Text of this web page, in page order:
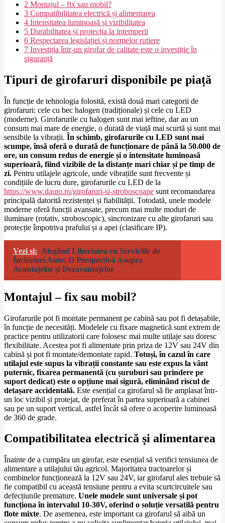
2 Montajul – fix sau mobil?
3 Compatibilitatea electrică și alimentarea
4 Intensitatea luminoasă și vizibilitatea
5 Durabilitatea și protecția la intemperii
6 Respectarea legislației și normelor rutiere
7 Investiția într-un girofar de calitate este o investiție în
siguranță
Tipuri de girofaruri disponibile pe piață
În funcție de tehnologia folosită, există două mari categorii de
girofaruri: cele cu bec halogen (tradiționale) și cele cu LED
(moderne). Girofarurile cu halogen sunt mai ieftine, dar au un
consum mai mare de energie, o durată de viață mai scurtă și sunt mai
sensibile la vibrații. În schimb, girofarurile cu LED sunt mai
scumpe, însă oferă o durată de funcționare de până la 50.000 de
ore, un consum redus de energie și o intensitate luminoasă
superioară, fiind vizibile de la distanțe mari chiar și pe timp de
zi. Pentru utilajele agricole, unde vibrațiile sunt frecvente și
condițiile de lucru dure, girofarurile cu LED de la
https://www.dauto.ro/girofaruri-si-stroboscoape sunt recomandarea
principală datorită rezistenței și fiabilității. Totodată, unele modele
moderne oferă funcții avansate, precum mai multe moduri de
iluminare (rotativ, stroboscopic), sincronizare cu alte girofaruri sau
protecție împotriva prafului și a apei (clasificare IP).
Vezi si: Alegând Libertatea cu Serviciile de
Închirieri Auto: O Perspectivă Asupra
Avantajelor și Dezavantajelor
Montajul – fix sau mobil?
Girofarurile pot fi montate permanent pe cabină sau pot fi detașabile,
în funcție de necesități. Modelele cu fixare magnetică sunt extrem de
practice pentru utilizatorii care folosesc mai multe utilaje sau doresc
flexibilitate. Acestea pot fi alimentate prin priza de 12V sau 24V din
cabină și pot fi montate/demontate rapid. Totuși, în cazul în care
utilajul este supus la vibrații constante sau este expus la vânt
puternic, fixarea permanentă (cu șuruburi sau prindere pe
suport dedicat) este o opțiune mai sigură, eliminând riscul de
detașare accidentală. Este esențial ca girofarul să fie amplasat într-
un loc vizibil și protejat, de preferat în partea superioară a cabinei
sau pe un suport vertical, astfel încât să ofere o acoperire luminoasă
de 360 de grade.
Compatibilitatea electrică și alimentarea
Înainte de a cumpăra un girofar, este esențial să verifici tensiunea de
alimentare a utilajului tău agricol. Majoritatea tractoarelor și
combinelor funcționează la 12V sau 24V, iar girofarul ales trebuie să
fie compatibil cu această tensiune pentru a evita scurtcircuitele sau
defecțiunile premature. Unele modele sunt universale și pot
funcționa în intervalul 10-30V, oferind o soluție versatilă pentru
flote mixte. De asemenea, este important ca girofarul să aibă un